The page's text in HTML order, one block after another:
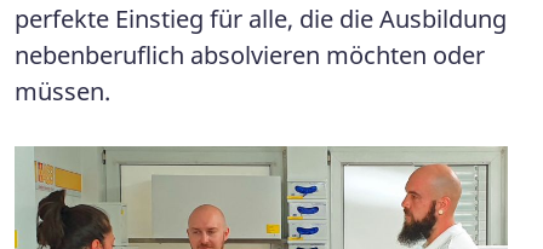
perfekte Einstieg für alle, die die Ausbildung
nebenberuflich absolvieren möchten oder
müssen.